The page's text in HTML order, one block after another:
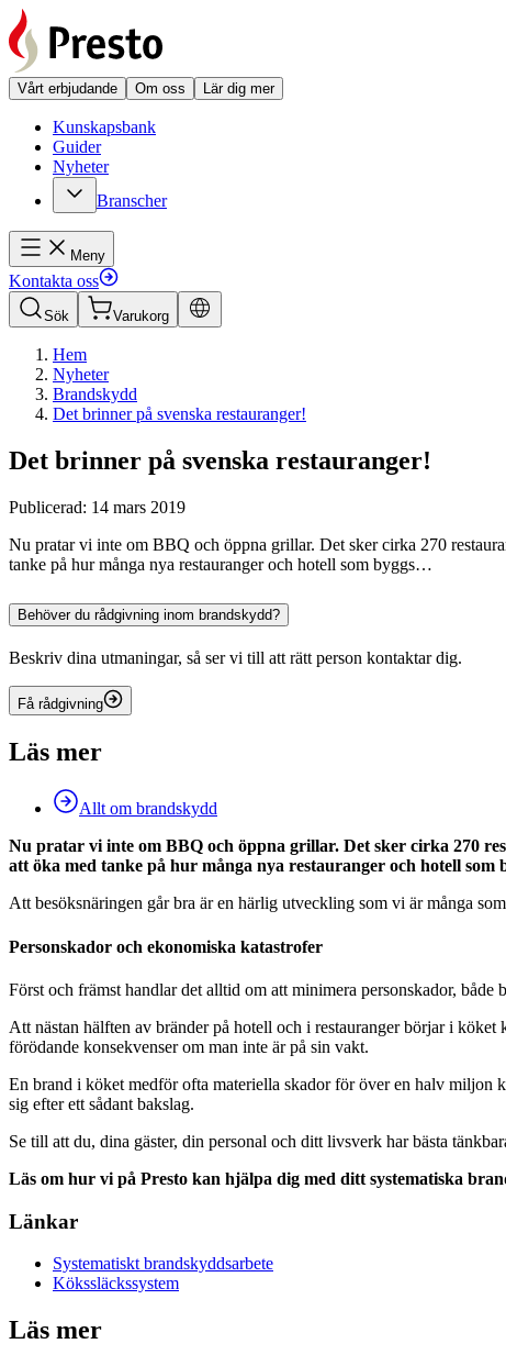
Vårt erbjudande Om oss Lär dig mer
Kunskapsbank
Guider
Nyheter
Branscher
Meny
Kontakta oss
Sök Varukorg
Hem
Nyheter
Brandskydd
Det brinner på svenska restauranger!
Det brinner på svenska restauranger!
Publicerad: 14 mars 2019
Nu pratar vi inte om BBQ och öppna grillar. Det sker cirka 270
tanke på hur många nya restauranger och hotell som byggs…
Behöver du rådgivning inom brandskydd?
Beskriv dina utmaningar, så ser vi till att rätt person kontaktar dig.
Få rådgivning
Läs mer
Allt om brandskydd
Nu pratar vi inte om BBQ och öppna grillar. Det sker cirka 270
att öka med tanke på hur många nya restauranger och hotell som
Att besöksnäringen går bra är en härlig utveckling som vi är många
Personskador och ekonomiska katastrofer
Först och främst handlar det alltid om att minimera personskador,
Att nästan hälften av bränder på hotell och i restauranger börjar i
förödande konsekvenser om man inte är på sin vakt.
En brand i köket medför ofta materiella skador för över en halv miljon
sig efter ett sådant bakslag.
Se till att du, dina gäster, din personal och ditt livsverk har bästa
Läs om hur vi på Presto kan hjälpa dig med ditt systematiska
Länkar
Systematiskt brandskyddsarbete
Kökssläckssystem
Läs mer